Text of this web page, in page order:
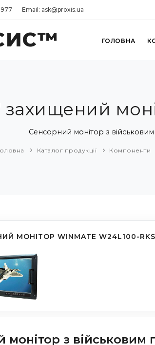
Email: ask@proxis.ua
ГОЛОВНА
захищений
Сенсорний монітор з
Каталог продукції Компоненти
МОНІТОР WINMATE W24L100-
монітор з військовим